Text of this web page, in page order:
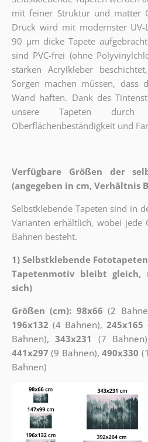
mit feiner Struktur und matter
Druck wird mit modernster UV-
90 µm dicke Tapete
sind PVC-frei (ohne
starken Acrylkleber
Sorgen machen müssen, dass
Wand haften. Dank des
unsere Tapeten durch
Oberflächenbeständigkeit und
Verfügbare Größen der
(angegeben in cm, Verhältnis
Selbstklebende Tapeten sind in
Varianten erhältlich, wobei jede
Bahnen besteht.
1) Selbstklebende
Tapetenmotiv bleibt
sich)
Größen (cm): 98x66 (2
196x132 (4 Bahnen), 245x165
Bahnen),343x231 (7
441x297 (9 Bahnen),490x330
Bahnen)